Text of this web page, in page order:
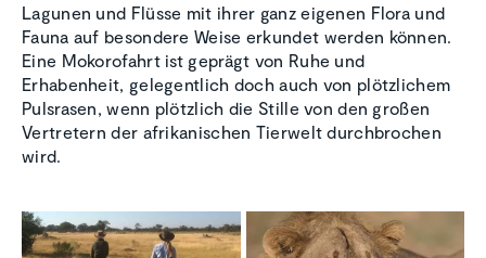
Lagunen und Flüsse mit ihrer ganz eigenen Flora und
Fauna auf besondere Weise erkundet werden können.
Eine Mokorofahrt ist geprägt von Ruhe und
Erhabenheit, gelegentlich doch auch von plötzlichem
Pulsrasen, wenn plötzlich die Stille von den großen
Vertretern der afrikanischen Tierwelt durchbrochen
wird.